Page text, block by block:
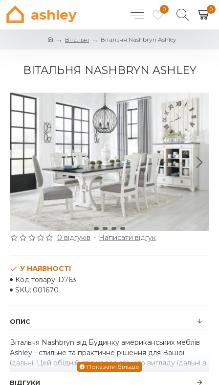
ashley 0 0
Вітальні Вітальня Nashbryn Ashley
ВІТАЛЬНЯ NASHBRYN ASHLEY
0 відгуків - Написати відгук
У НАЯВНОСТІ
Код товару: D763
SKU: 001670
ОПИС
Вітальня Nashbryn від Будинку американських меблів
Ashley - стильне та практичне рішення для Вашої
їдальні. Цей обідній стіл надає свіжого вигляду їдальні в
класичному стилі. Міцний силует з білою обробкою
ВІДГУКИ